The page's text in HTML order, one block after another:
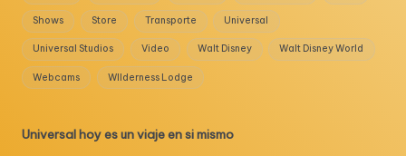
Shows Store Transporte Universal
Universal Studios Video Walt Disney Walt Disney World
Webcams WIlderness Lodge
Universal hoy es un viaje en si mismo